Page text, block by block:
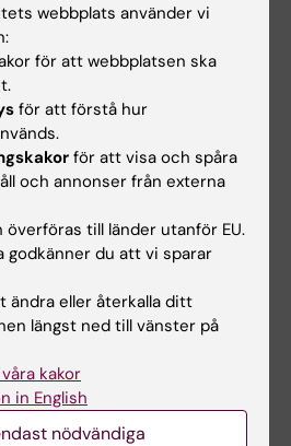
till behandlingsresistent
i familjen och män med lägre IQ
lida av behandlingsresistent
med sjukdomen. Det visar
Institutet som publiceras i
Forskarna menar att
för utvecklingen av nya
som syftar till att förbättra
webbplats använder vi
för att webbplatsen ska
för att förstå hur
för att visa och spåra
och annonser från externa
till länder utanför EU.
godkänner du att vi sparar
ändra eller återkalla ditt
längst ned till vänster på
kakor
in English
nödvändiga